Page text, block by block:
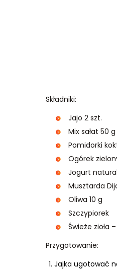
Składniki:
Jajo 2 szt.
Mix sałat 50 g
Pomidorki
Ogórek
Jogurt
Musztarda
Oliwa 10 g
Szczypiorek
Świeże zioła
Przygotowanie:
Jajka ugotować